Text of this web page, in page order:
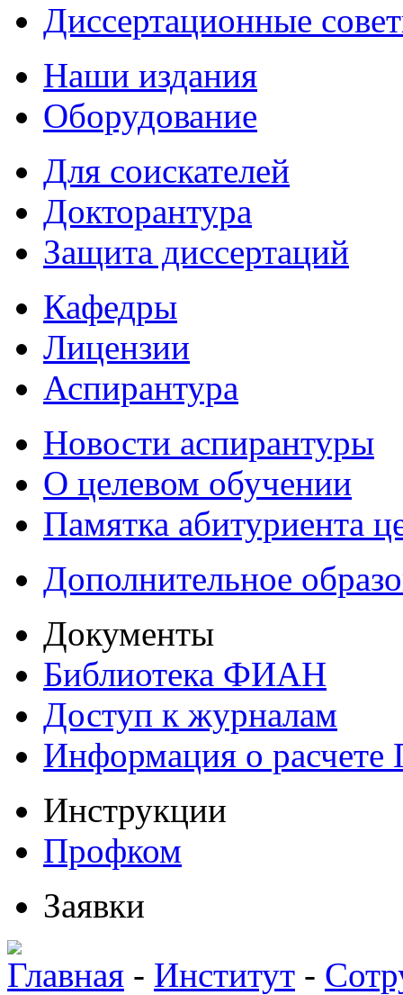
Диссертационные
Наши издания
Оборудование
Для соискателей
Докторантура
Защита диссертаций
Кафедры
Лицензии
Аспирантура
Новости аспирантуры
О целевом обучении
Памятка абитуриента
Дополнительное
Документы
Библиотека ФИАН
Доступ к журналам
Информация о
Инструкции
Профком
Заявки
Главная - Институт -